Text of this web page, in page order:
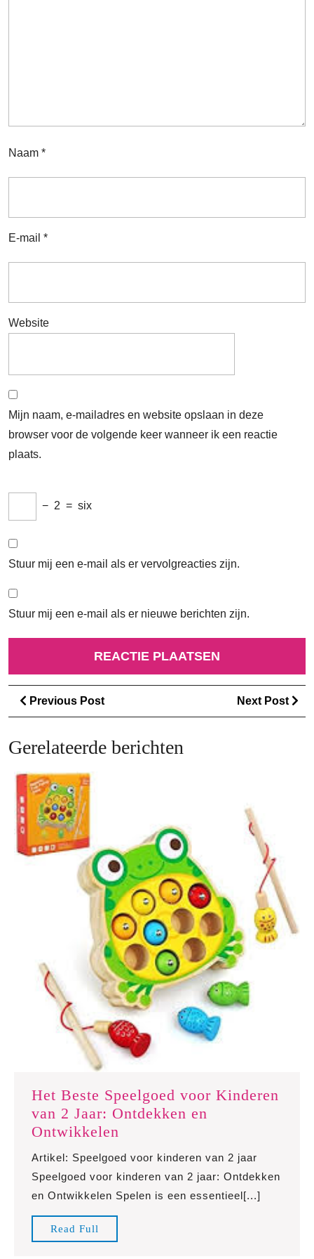
Naam *
E-mail *
Website
Mijn naam, e-mailadres en website opslaan in deze
browser voor de volgende keer wanneer ik een reactie
plaats.
− 2 = six
Stuur mij een e-mail als er vervolgreacties zijn.
Stuur mij een e-mail als er nieuwe berichten zijn.
Berichtnavigatie
Previous PostPrevious
Post
Next Post
Gerelateerde berichten
Het Beste Speelgoed voor Kinderen
van 2 Jaar: Ontdekken en
Ontwikkelen
Beste
voor
Kinderen
Artikel: Speelgoed voor kinderen van 2 jaar
Speelgoed voor kinderen van 2 jaar: Ontdekken
en Ontwikkelen Spelen is een essentieel[...]
Read Full
Full